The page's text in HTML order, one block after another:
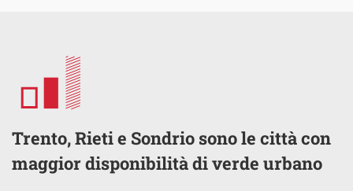
Trento, Rieti e Sondrio sono le città con
maggior disponibilità di verde urbano